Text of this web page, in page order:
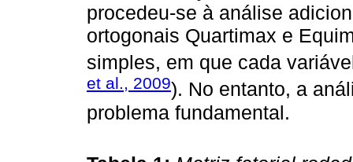
procedeu-se à análise
ortogonais Quartimax e
simples, em que cada
et al., 2009). No entanto, a
problema fundamental.